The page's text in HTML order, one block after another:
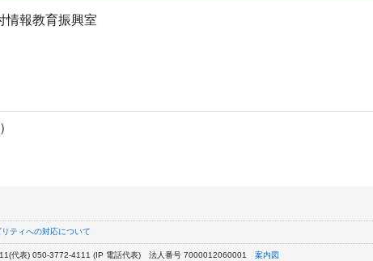
情報教育振興室
ティへの対応について
代表) 050-3772-4111 (IP 電話代表) 法人番号 7000012060001 案内図